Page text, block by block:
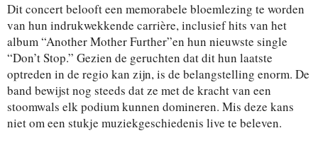
Dit concert belooft een memorabele bloemlezing te worden
van hun indrukwekkende carrière, inclusief hits van het
album “Another Mother Further”en hun nieuwste single
“Don’t Stop.” Gezien de geruchten dat dit hun laatste
optreden in de regio kan zijn, is de belangstelling enorm. De
band bewijst nog steeds dat ze met de kracht van een
stoomwals elk podium kunnen domineren. Mis deze kans
niet om een stukje muziekgeschiedenis live te beleven.